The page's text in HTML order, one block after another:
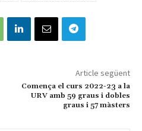
Article següent
Comença el curs 2022-23 a la
URV amb 59 graus i dobles
graus i 57 màsters